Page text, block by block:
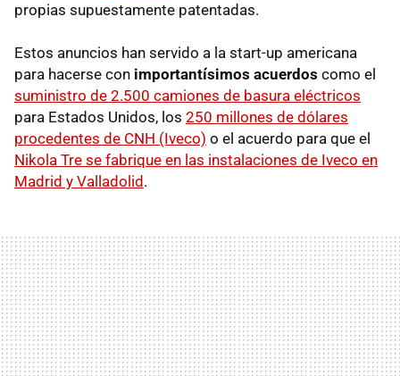
propias supuestamente patentadas.
Estos anuncios han servido a la start-up americana
para hacerse con importantísimos acuerdos como el
suministro de 2.500 camiones de basura eléctricos
para Estados Unidos, los 250 millones de dólares
procedentes de CNH (Iveco) o el acuerdo para que el
Nikola Tre se fabrique en las instalaciones de Iveco en
Madrid y Valladolid .